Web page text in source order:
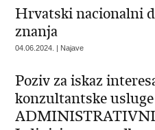
Hrvatski nacionalni
znanja
04.06.2024. | Najave
Poziv za iskaz
konzultantske